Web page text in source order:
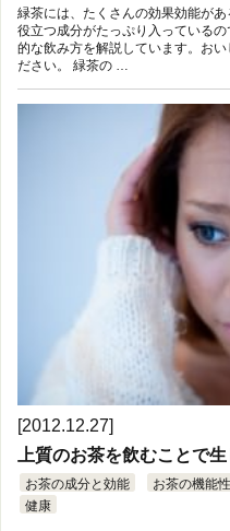
緑茶には、たくさんの効果効能が
役立つ成分がたっぷり入っている
的な飲み方を解説しています。お
ださい。 緑茶の …
[2012.12.27]
上質のお茶を飲むことで
お茶の成分と効能 お茶の機能性
健康